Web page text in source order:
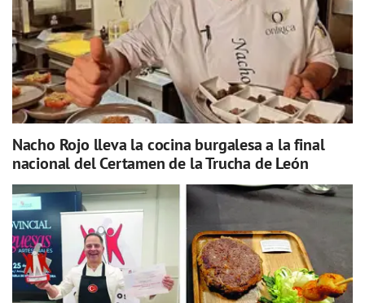
Nacho Rojo lleva la cocina burgalesa a la final
nacional del Certamen de la Trucha de León